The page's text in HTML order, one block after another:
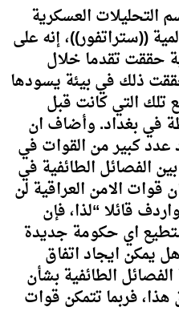
التحليلات العسكرية
((ستراتفور))، إنه على
حققت تقدما خلال
ذلك في بيئة يسودها
تلك التي كانت قبل
في بغداد. وأضاف ان
كبير من القوات في
الفصائل الطائفية في
قوات الامن العراقية لن
قائلا “لذا، فإن
اي حكومة جديدة
يمكن ايجاد اتفاق
الطائفية بشأن
فربما تتمكن قوات